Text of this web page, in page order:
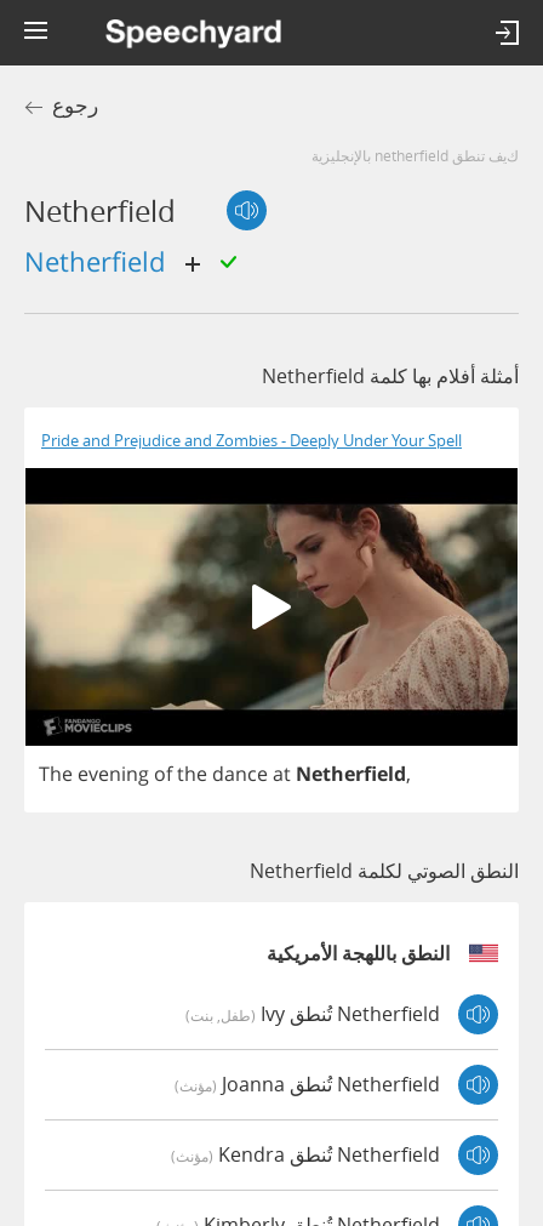
رجوع
كيف تنطق netherfield بالإنجليزية
Netherfield
netherfield
أمثلة أفلام بها كلمة Netherfield
Pride and Prejudice and Zombies - Deeply Under Your Spell
The evening ofthe danceat Netherfield,
النطق الصوتي لكلمة Netherfield
النطق باللهجة الأمريكية
Netherfield تُنطق Ivy (طفل, بنت)
Netherfield تُنطق Joanna (مؤنث)
Netherfield تُنطق Kendra (مؤنث)